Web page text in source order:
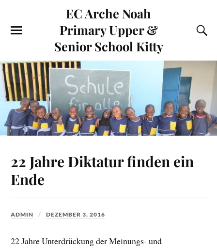
EC Arche Noah
Primary Upper &
Senior School Kitty
22 Jahre Diktatur finden ein
Ende
ADMIN DEZEMBER 3, 2016
22 Jahre Unterdrückung der Meinungs- und